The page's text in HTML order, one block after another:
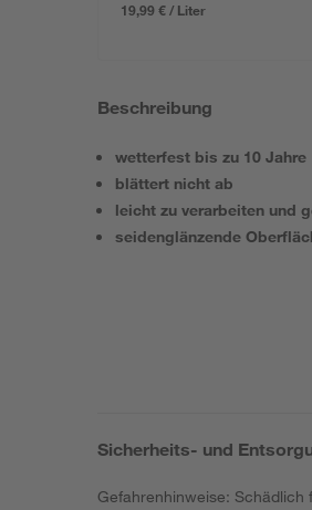
19,99 € / Liter
Beschreibung
wetterfest bis zu 10 Jahre
blättert nicht ab
leicht zu verarbeiten und
seidenglänzende
Sicherheits- und
Gefahrenhinweise: Schädlich